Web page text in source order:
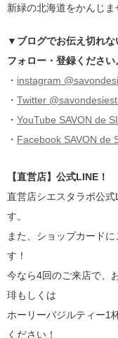
新緑の北海道をかんじま
▼ブログでお伝え切れな
フォロー・登録ください
・ instagram
・ Twitter
・ YouTube SAVON de
・ Facebook SAVON de
【直営店】公式LINE！
直営店シエスタラボ公
す。
また、ショップカード
す！
今なら4回のご来店で、
琲もしくは
ホーリーバジルティー1
ください！